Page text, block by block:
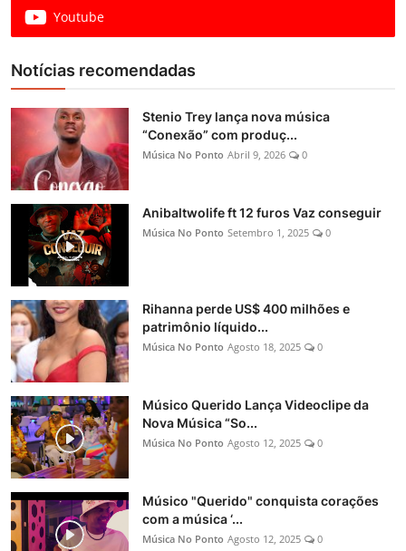
Youtube
Notícias recomendadas
Stenio Trey lança nova música
“Conexão” com produç...
Música No Ponto Abril 9, 2026 0
Anibaltwolife ft 12 furos Vaz conseguir
Música No Ponto Setembro 1, 2025 0
Rihanna perde US$ 400 milhões e
patrimônio líquido...
Música No Ponto Agosto 18, 2025 0
Músico Querido Lança Videoclipe da
Nova Música “So...
Música No Ponto Agosto 12, 2025 0
Músico "Querido" conquista corações
com a música ‘...
Música No Ponto Agosto 12, 2025 0